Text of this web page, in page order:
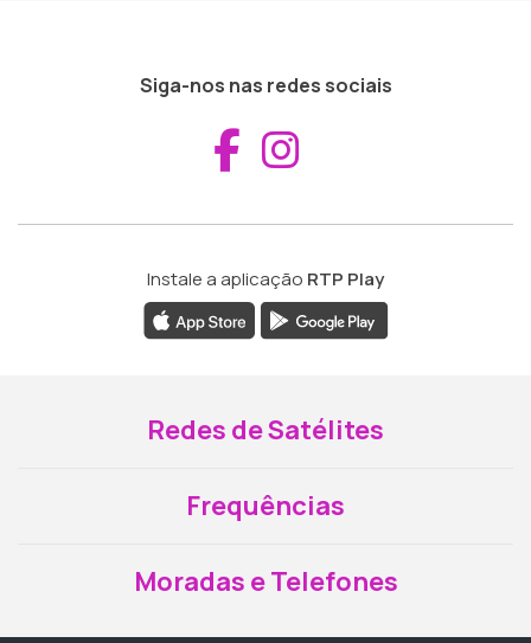
Siga-nos nas redes sociais
Aceder ao
Instale a aplicação RTP Play
Redes de Satélites
Frequências
Moradas e Telefones